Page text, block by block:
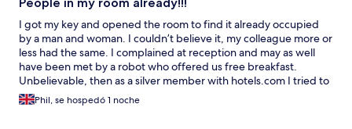
I got my key and opened the room to find it already occupied
by a man and woman. I couldn’t believe it, my colleague more or
less had the same. I complained at reception and may as well
have been met by a robot who offered us free breakfast.
Unbelievable, then as a silver member with hotels.com I tried to
talk to someone to get a refund and leave as the lady at
reception point blank refused. Between the hotel and
Phil, se hospedó 1 noche